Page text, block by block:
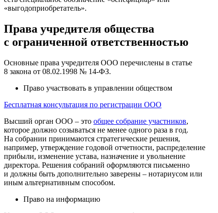
«выгодоприобретатель».
Права учредителя общества
с ограниченной ответственностью
Основные права учредителя ООО перечислены в статье
8 закона от 08.02.1998 № 14-ФЗ.
Право участвовать в управлении обществом
Бесплатная консультация по регистрации ООО
Высший орган ООО – это общее собрание участников,
которое должно созываться не менее одного раза в год.
На собрании принимаются стратегические решения,
например, утверждение годовой отчетности, распределение
прибыли, изменение устава, назначение и увольнение
директора. Решения собраний оформляются письменно
и должны быть дополнительно заверены – нотариусом или
иным альтернативным способом.
Право на информацию